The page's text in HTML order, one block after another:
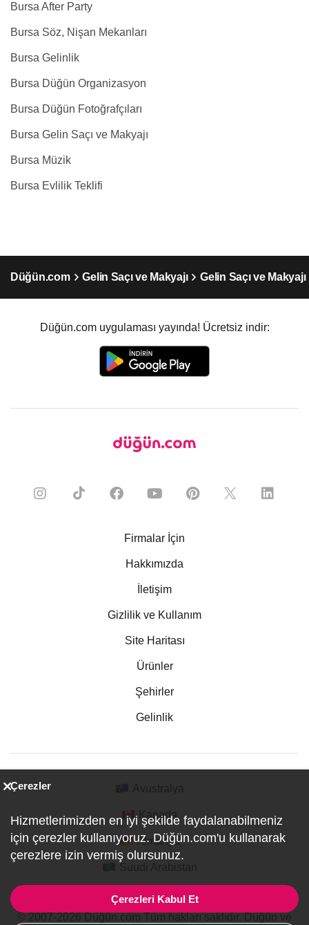
Bursa After Party
Bursa Söz, Nişan Mekanları
Bursa Gelinlik
Bursa Düğün Organizasyon
Bursa Düğün Fotoğrafçıları
Bursa Gelin Saçı ve Makyajı
Bursa Müzik
Bursa Evlilik Teklifi
Düğün.com Gelin Saçı ve Makyajı Gelin Saçı ve
Düğün.com uygulaması yayında! Ücretsiz indir:
Firmalar İçin
Hakkımızda
İletişim
Gizlilik ve Kullanım
Site Haritası
Ürünler
Şehirler
Gelinlik
Kanada
Almanya
Çerezler
Hizmetlerimizden en iyi şekilde faydalanabilmeniz
için çerezler kullanıyoruz. Düğün.com'u kullanarak
çerezlere izin vermiş olursunuz.
Çerezleri Kabul Et